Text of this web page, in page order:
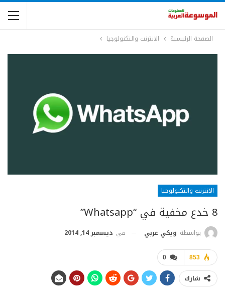
الصفحة الرئيسية الانترنت والتكنولوجيا
الانترنت والتكنولوجيا
8 خدع مخفية في “Whatsapp”
بواسطة ويكي عربي في ديسمبر 14, 2014
0 853
شارك